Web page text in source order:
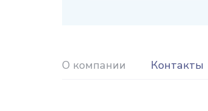
О компании Контакты